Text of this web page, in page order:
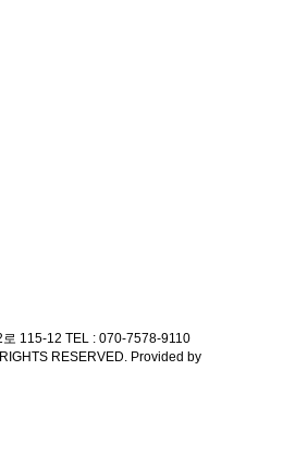
115-12 TEL : 070-7578-9110
RESERVED. Provided by